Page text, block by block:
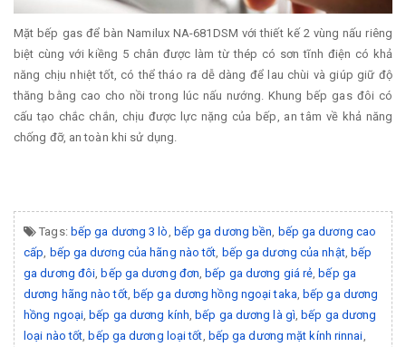
Mặt bếp gas để bàn Namilux NA-681DSM với thiết kế 2 vùng nấu riêng
biệt cùng với kiềng 5 chân được làm từ thép có sơn tĩnh điện có khả
năng chịu nhiệt tốt, có thể tháo ra dễ dàng để lau chùi và giúp giữ độ
thăng bằng cao cho nồi trong lúc nấu nướng. Khung bếp gas đôi có
cấu tạo chắc chắn, chịu được lực nặng của bếp, an tâm về khả năng
chống đỡ, an toàn khi sử dụng.
Tags: bếp ga dương 3 lò, bếp ga dương bền, bếp ga dương cao
cấp, bếp ga dương của hãng nào tốt, bếp ga dương của nhật, bếp
ga dương đôi, bếp ga dương đơn, bếp ga dương giá rẻ, bếp ga
dương hãng nào tốt, bếp ga dương hồng ngoại taka, bếp ga dương
hồng ngoại, bếp ga dương kính, bếp ga dương là gì, bếp ga dương
loại nào tốt, bếp ga dương loại tốt, bếp ga dương mặt kính rinnai,